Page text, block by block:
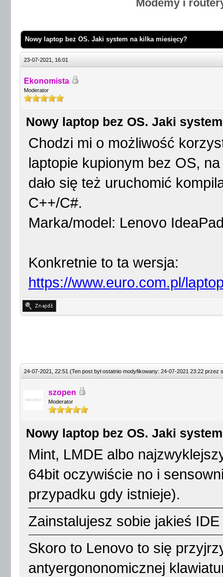
Modemy i
Nowy laptop bez OS. Jaki system na kilka miesięcy?
23-07-2021, 16:01
Ekonomista
Moderator
Nowy laptop bez OS. Jaki
Chodzi mi o możliwość
laptopie kupionym bez OS,
dało się też uruchomić
C++/C#.
Marka/model: Lenovo
Konkretnie to ta wersja:
https://www.euro.com.pl/
24-07-2021, 22:51 (Ten post był ostatnio modyfikowany: 24-07-2021 23:22 przez
szopen
Moderator
Nowy laptop bez OS. Jaki
Mint, LMDE albo
64bit oczywiście no i
przypadku gdy istnieje).
Zainstalujesz sobie jakieś
Skoro to Lenovo to się
antyergononomicznej